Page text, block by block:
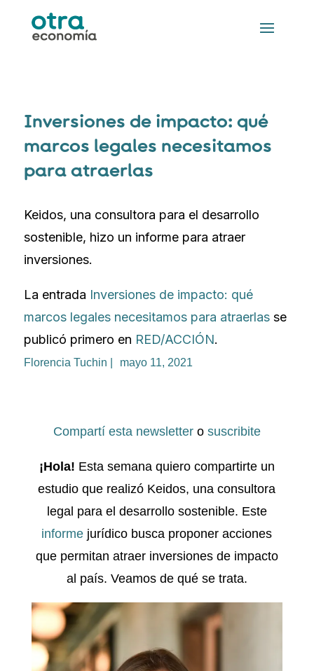
Inversiones de impacto: qué
marcos legales necesitamos
para atraerlas
Keidos, una consultora para el desarrollo
sostenible, hizo un informe para atraer
inversiones.
La entrada Inversiones de impacto: qué
marcos legales necesitamos para atraerlasse
publicó primero en RED/ACCIÓN.
Florencia Tuchin | mayo 11, 2021
Compartí esta newslettero suscribite
¡Hola! Esta semana quiero compartirte un
estudio que realizó Keidos, una consultora
legal para el desarrollo sostenible. Este
informe jurídico busca proponer acciones
que permitan atraer inversiones de impacto
al país. Veamos de qué se trata.